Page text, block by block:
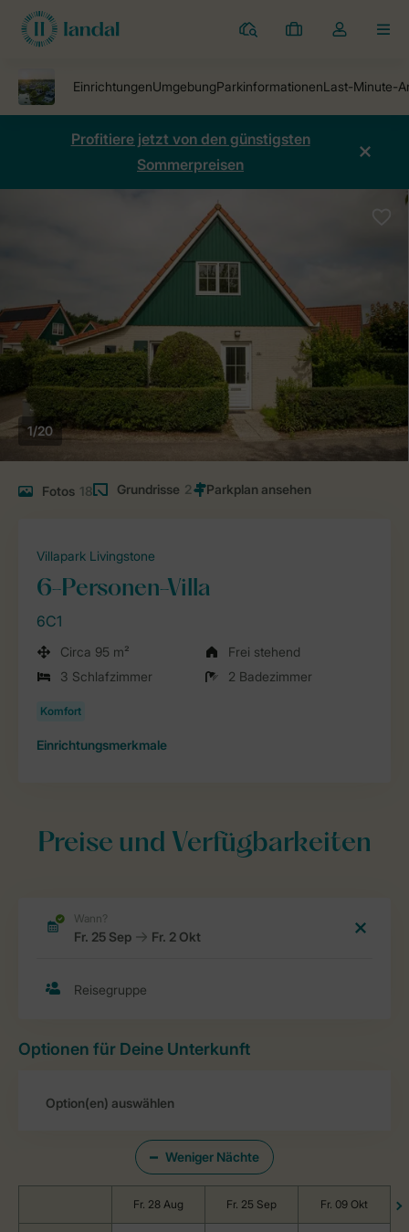
Ferienparks
Meine
Dropdown-
öffnen
Profitiere jetzt von den günstigsten
Sommerpreisen
1/20
Fotos 18 Grundrisse 2
Villapark Livingstone
6-Personen-Villa
6C1
Circa 95 m²
Frei stehend
3 Schlafzimmer
2 Badezimmer
Einrichtungsmerkmale
Preise und Verfügbarkeiten
Optionen für Deine Unterkunft
Weniger Nächte
Fr. 28 Aug Fr. 25 Sep Fr. 09 Okt